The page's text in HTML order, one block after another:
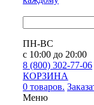
ПН-ВС
с 10:00 до 20:00
8 (800) 302-77-06
КОРЗИНА
0 товаров.
Меню